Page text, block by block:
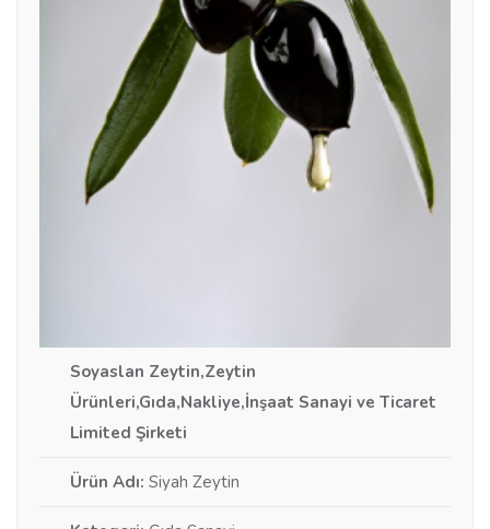
Soyaslan Zeytin,Zeytin
Ürünleri,Gıda,Nakliye,İnşaat Sanayi ve Ticaret
Limited Şirketi
Ürün Adı: Siyah Zeytin